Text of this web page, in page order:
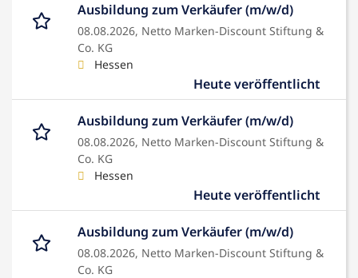
Ausbildung zum Verkäufer (m/w/d)
08.08.2026, Netto Marken-Discount Stiftung &
Co. KG
Hessen
Heute veröffentlicht
Ausbildung zum Verkäufer (m/w/d)
08.08.2026, Netto Marken-Discount Stiftung &
Co. KG
Hessen
Heute veröffentlicht
Ausbildung zum Verkäufer (m/w/d)
08.08.2026, Netto Marken-Discount Stiftung &
Co. KG